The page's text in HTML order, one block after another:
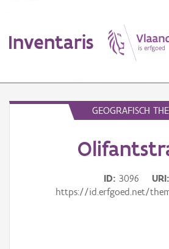
Inventaris
GEOGRAFISCH
ID 3096
URI
https://id.erfgoed.net/